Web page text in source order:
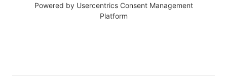
Powered by Usercentrics Consent Management
Platform